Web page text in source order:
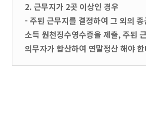
2. 근무지가 2곳 이상인 경우
- 주된 근무지를 결정하여 그 외의
소득 원천징수영수증을 제출, 주된
의무자가 합산하여 연말정산 해야